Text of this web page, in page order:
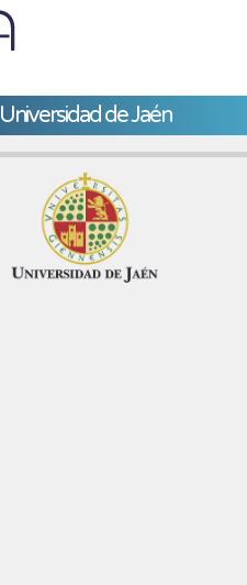
Universidad de Jaén